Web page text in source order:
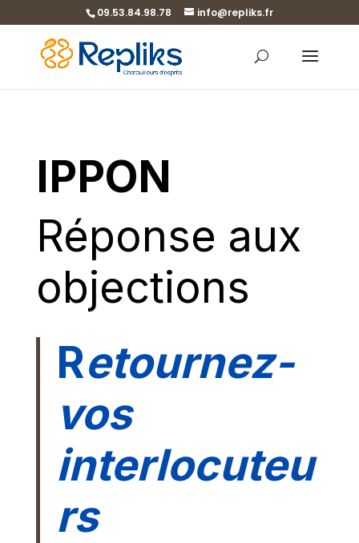
09.53.84.98.78 info@repliks.fr
IPPON
Réponse aux
objections
Retournez-
vos
interlocuteu
rs